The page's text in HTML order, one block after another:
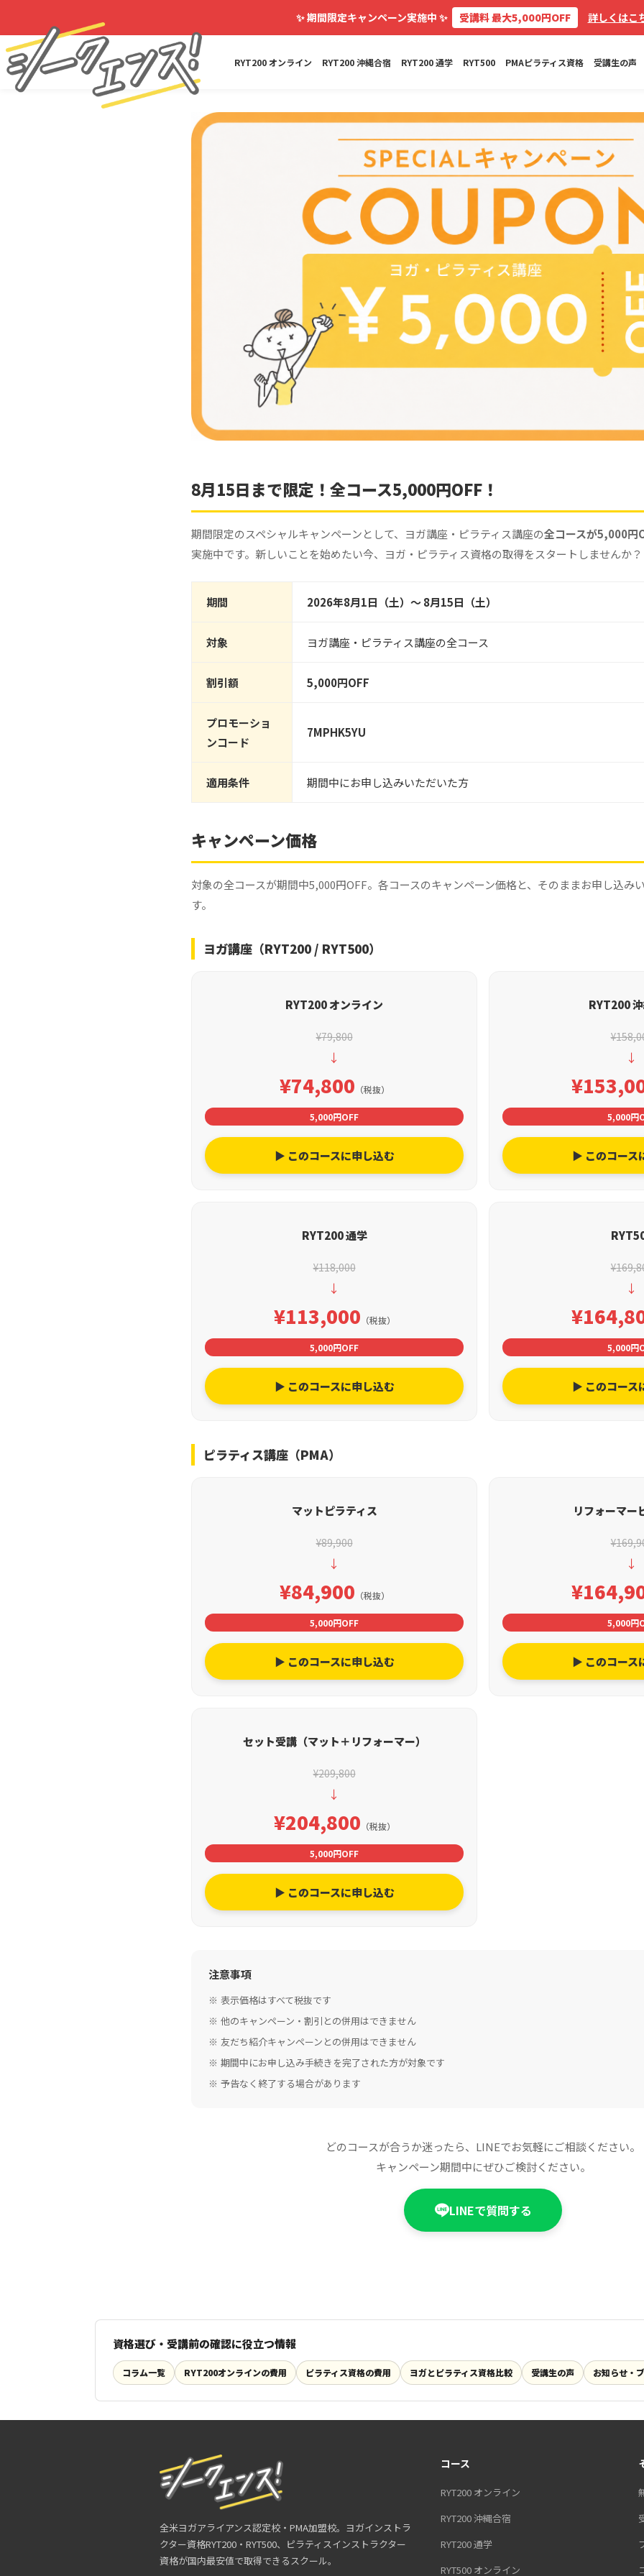
✨期間限定キャンペーン実施中 ✨ 受講料 最大5,000円OFF 詳しくはこ
RYT200 オンライン RYT200 沖縄合宿 RYT200 通学 RYT500 PMAピラティス資格 受講生の声
8月15日まで限定！全コース5,000円OFF！
期間限定のスペシャルキャンペーンとして、ヨガ講座・ピラティス講座の全コースが5,000円
実施中です。新しいことを始めたい今、ヨガ・ピラティス資格の取得をスタートしませんか？
期間 2026年8月1日（土）〜 8月15日（土）
対象 ヨガ講座・ピラティス講座の全コース
割引額 5,000円OFF
プロモーショ
ンコード
7MPHK5YU
適用条件 期間中にお申し込みいただいた方
キャンペーン価格
対象の全コースが期間中5,000円OFF。各コースのキャンペーン価格と、そのままお申し込み
す。
ヨガ講座（RYT200 / RYT500）
RYT200 オンライン
¥79,800
↓
¥74,800 （税抜）
5,000円OFF
▶ このコースに申し込む
RYT200
↓
5,000円
▶ このコース
RYT200 通学
¥118,000
↓
¥113,000 （税抜）
5,000円OFF
▶ このコースに申し込む
↓
5,000円
▶ このコース
ピラティス講座（PMA）
マットピラティス
¥89,900
↓
¥84,900 （税抜）
5,000円OFF
▶ このコースに申し込む
リフォーマー
↓
5,000円
▶ このコース
セット受講（マット＋リフォーマー）
¥209,800
↓
¥204,800 （税抜）
5,000円OFF
▶ このコースに申し込む
注意事項
表示価格はすべて税抜です
他のキャンペーン・割引との併用はできません
友だち紹介キャンペーンとの併用はできません
期間中にお申し込み手続きを完了された方が対象です
予告なく終了する場合があります
どのコースが合うか迷ったら、LINEでお気軽にご相談ください。
キャンペーン期間中にぜひご検討ください。
LINEで質問する
資格選び・受講前の確認に役立つ情報
コラム一覧 RYT200オンラインの費用 ピラティス資格の費用 ヨガとピラティス資格比較 受講生の声 お知らせ・
全米ヨガアライアンス認定校・PMA加盟校。ヨガインストラ
クター資格RYT200・RYT500、ピラティスインストラクター
資格が国内最安値で取得できるスクール。
コース
RYT200 オンライン
RYT200 沖縄合宿
RYT200 通学
RYT500 オンライン